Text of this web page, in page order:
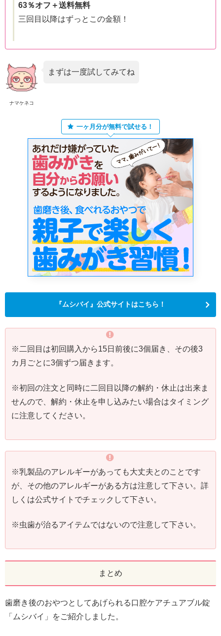
63％オフ＋送料無料
三回目以降はずっとこの金額！
ナマケネコ
まずは一度試してみてね
一ヶ月分が無料で試せる！
『ムシバイ』公式サイトはこちら！
※二回目は初回購入から15日前後に3個届き、その後3
カ月ごとに3個ずつ届きます。
※初回の注文と同時に二回目以降の解約・休止は出来ま
せんので、解約・休止を申し込みたい場合はタイミング
に注意してください。
※乳製品のアレルギーがあっても大丈夫とのことです
が、その他のアレルギーがある方は注意して下さい。詳
しくは公式サイトでチェックして下さい。
※虫歯が治るアイテムではないので注意して下さい。
まとめ
歯磨き後のおやつとしてあげられる口腔ケアチュアブル錠
「ムシバイ」をご紹介しました。